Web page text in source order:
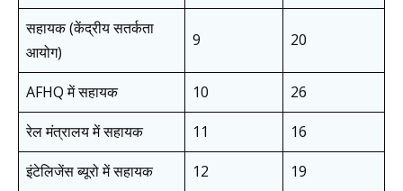
सहायक (केंद्रीय सतर्कता
आयोग)
9 20
AFHQ में सहायक 10
26
रेल मंत्रालय में सहायक
11
16
इंटेलिजेंस ब्यूरो में सहायक
12
19